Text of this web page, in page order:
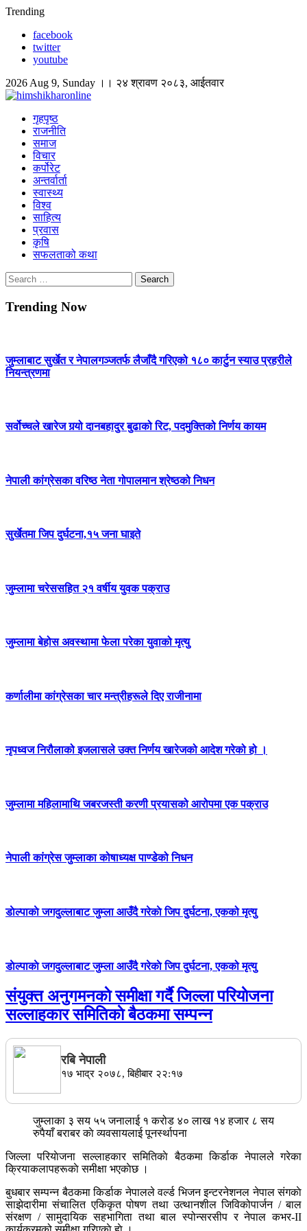
Skip
content
Trending
facebook
twitter
youtube
2026 Aug 9, Sunday ।। २४ श्रावण २०८३, आईतवार
Himshikhar Online
गृहपृष्ठ
राजनीति
समाज
विचार
कर्पोरेट
अन्तर्वार्ता
स्वास्थ्य
विश्व
साहित्य
प्रवास
कृषि
सफलताको कथा
Search
for:
Trending Now
जुम्लाबाट सुर्खेत र नेपालगञ्जतर्फ लैजाँदै गरिएको १८० कार्टुन स्याउ प्रहरीले
नियन्त्रणमा
सर्वोच्चले खारेज गर्‍यो दानबहादुर बुढाको रिट, पदमुक्तिको निर्णय कायम
नेपाली कांग्रेसका वरिष्ठ नेता गोपालमान श्रेष्ठको निधन
सुर्खेतमा जिप दुर्घटना,१५ जना घाइते
जुम्लामा चरेससहित २१ वर्षीय युवक पक्राउ
जुम्लामा बेहोस अवस्थामा फेला परेका युवाको मृत्यु
कर्णालीमा कांग्रेसका चार मन्त्रीहरूले दिए राजीनामा
नृपध्वज निरौलाको इजलासले उक्त निर्णय खारेजको आदेश गरेको हो ।
जुम्लामा महिलामाथि जबरजस्ती करणी प्रयासको आरोपमा एक पक्राउ
नेपाली कांग्रेस जुम्लाका कोषाध्यक्ष पाण्डेको निधन
डाेल्पाकाे जगदुल्लाबाट जुम्ला आउँदै गरेकाे जिप दुर्घटना, एकको मृत्यु
डाेल्पाकाे जगदुल्लाबाट जुम्ला आउँदै गरेकाे जिप दुर्घटना, एकको मृत्यु
संयुक्त अनुगमनकाे समीक्षा गर्दै जिल्ला परियाेजना
सल्लाहकार समितिकाे बैठकमा सम्पन्न
रबि नेपाली
१७ भाद्र २०७८, बिहीबार २२:१७
जुम्लाका ३ सय ५५ जनालाई १ करोड ४० लाख १४ हजार ८ सय
रुपैयाँ बराबर काे व्यवसायलाई पूनर्स्थापना
जिल्ला परियाेजना सल्लाहकार समितिकाे बैठकमा किर्डाक नेपालले गरेका
क्रियाकलापहरूकाे समीक्षा भएकाेछ ।
बुधबार सम्पन्न बैठकमा किर्डाक नेपालले वर्ल्ड भिजन इन्टरनेशनल नेपाल संगकाे
साझेदारीमा संचालित एकिकृत पोषण तथा उत्थानशील जिविकोपार्जन / बाल
संरक्षण / सामुदायिक सहभागिता तथा बाल स्पोन्सरसीप र नेपाल कभर-II